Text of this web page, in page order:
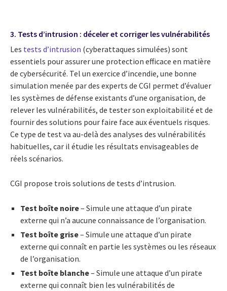
3. Tests d’intrusion : déceler et corriger les vulnérabilités
Les tests d’intrusion (cyberattaques simulées) sont
essentiels pour assurer une protection efficace en matière
de cybersécurité. Tel un exercice d’incendie, une bonne
simulation menée par des experts de CGI permet d’évaluer
les systèmes de défense existants d’une organisation, de
relever les vulnérabilités, de tester son exploitabilité et de
fournir des solutions pour faire face aux éventuels risques.
Ce type de test va au-delà des analyses des vulnérabilités
habituelles, car il étudie les résultats envisageables de
réels scénarios.
CGI propose trois solutions de tests d’intrusion.
Test boîte noire– Simule une attaque d’un pirate
externe qui n’a aucune connaissance de l’organisation.
Test boîte grise– Simule une attaque d’un pirate
externe qui connaît en partie les systèmes ou les réseaux
de l’organisation.
Test boîte blanche– Simule une attaque d’un pirate
externe qui connaît bien les vulnérabilités de